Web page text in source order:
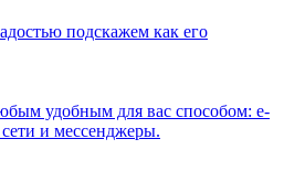
подскажем как его
удобным для вас способом: e-
и мессенджеры.